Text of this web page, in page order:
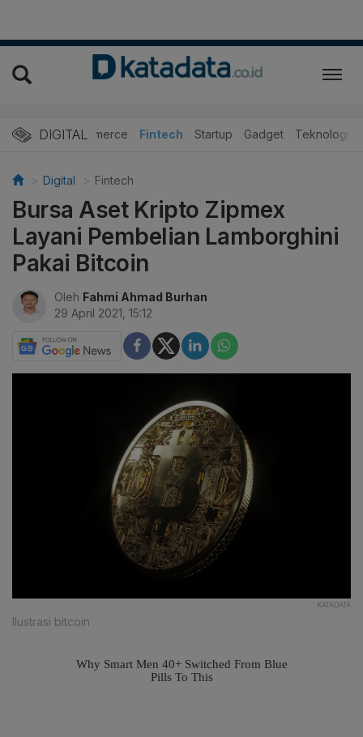
DIGITAL
E-Commerce Fintech Startup Gadget Teknologi
Digital Fintech
Bursa Aset Kripto Zipmex
Layani Pembelian Lamborghini
Pakai Bitcoin
Oleh Fahmi Ahmad Burhan
29 April 2021, 15:12
KATADATA
Ilustrasi bitcoin